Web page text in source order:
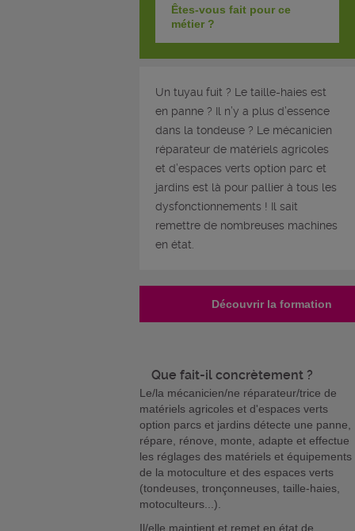
Êtes-vous fait pour ce
métier ?
Un tuyau fuit ? Le taille-haies est
en panne ? Il n’y a plus d’essence
dans la tondeuse ? Le mécanicien
réparateur de matériels agricoles
et d’espaces verts option parc et
jardins est là pour pallier à tous les
dysfonctionnements ! Il sait
remettre de nombreuses machines
en état.
Découvrir la formation
Que fait-il concrètement ?
Le/la mécanicien/ne réparateur/trice de
matériels agricoles et d'espaces verts
option parcs et jardins détecte une panne,
répare, rénove, monte, adapte et effectue
les réglages des matériels et équipements
de la motoculture et des espaces verts
(tondeuses, tronçonneuses, taille-haies,
motoculteurs...).
Il/elle maintient et remet en état de